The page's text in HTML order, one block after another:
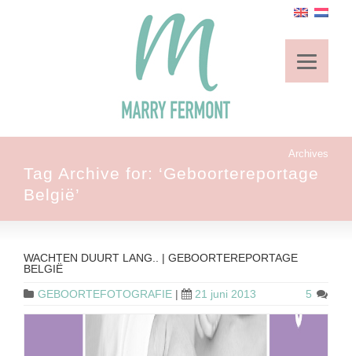
Archives
Tag Archive for: ‘Geboortereportage
België’
WACHTEN DUURT LANG.. | GEBOORTEREPORTAGE
BELGIË
GEBOORTEFOTOGRAFIE | 21 juni 2013 5